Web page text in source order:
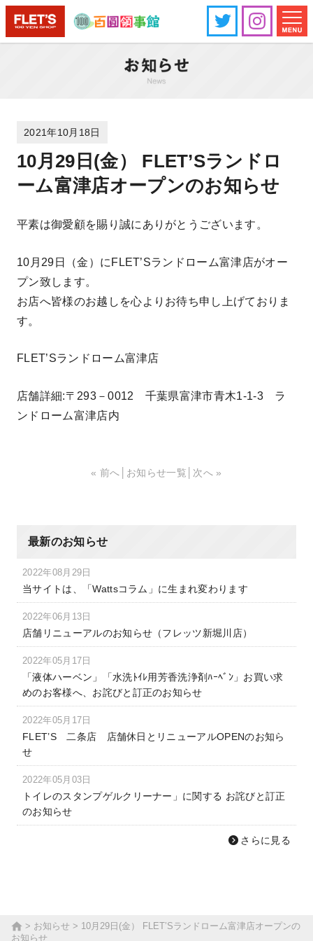
2021年10月18日
10月29日(金） FLET’Sランドロ
ーム富津店オープンのお知らせ
平素は御愛顧を賜り誠にありがとうございます。
10月29日（金）にFLET’Sランドローム富津店がオー
プン致します。
お店へ皆様のお越しを心よりお待ち申し上げておりま
す。
FLET’Sランドローム富津店
店舗詳細:〒293－0012 千葉県富津市青木1-1-3 ラ
ンドローム富津店内
« 前へ お知らせ一覧 次へ »
最新のお知らせ
2022年08月29日
当サイトは、「Wattsコラム」に生まれ変わります
2022年06月13日
店舗リニューアルのお知らせ（フレッツ新堀川店）
2022年05月17日
「液体ハーベン」「水洗ﾄｲﾚ用芳香洗浄剤ﾊｰﾍﾞﾝ」お買い求
めのお客様へ、お詫びと訂正のお知らせ
2022年05月17日
FLET’S 二条店 店舗休日とリニューアルOPENのお知ら
せ
2022年05月03日
トイレのスタンプゲルクリーナー」に関する お詫びと訂正
のお知らせ
さらに見る
お知らせ
10月29日(金） FLET’Sランドローム富津店オープンの
お知らせ